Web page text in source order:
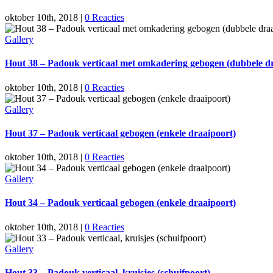
oktober 10th, 2018 | 0 Reacties
Gallery
Hout 38 – Padouk verticaal met omkadering gebogen (dubbele
oktober 10th, 2018 | 0 Reacties
Gallery
Hout 37 – Padouk verticaal gebogen (enkele draaipoort)
oktober 10th, 2018 | 0 Reacties
Gallery
Hout 34 – Padouk verticaal gebogen (enkele draaipoort)
oktober 10th, 2018 | 0 Reacties
Gallery